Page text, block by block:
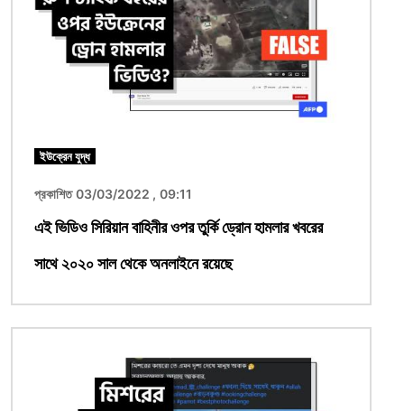
ইউক্রেন যুদ্ধ
প্রকাশিত 03/03/2022 , 09:11
এই ভিডিও সিরিয়ান বাহিনীর ওপর তুর্কি ড্রোন হামলার খবরের
সাথে ২০২০ সাল থেকে অনলাইনে রয়েছে